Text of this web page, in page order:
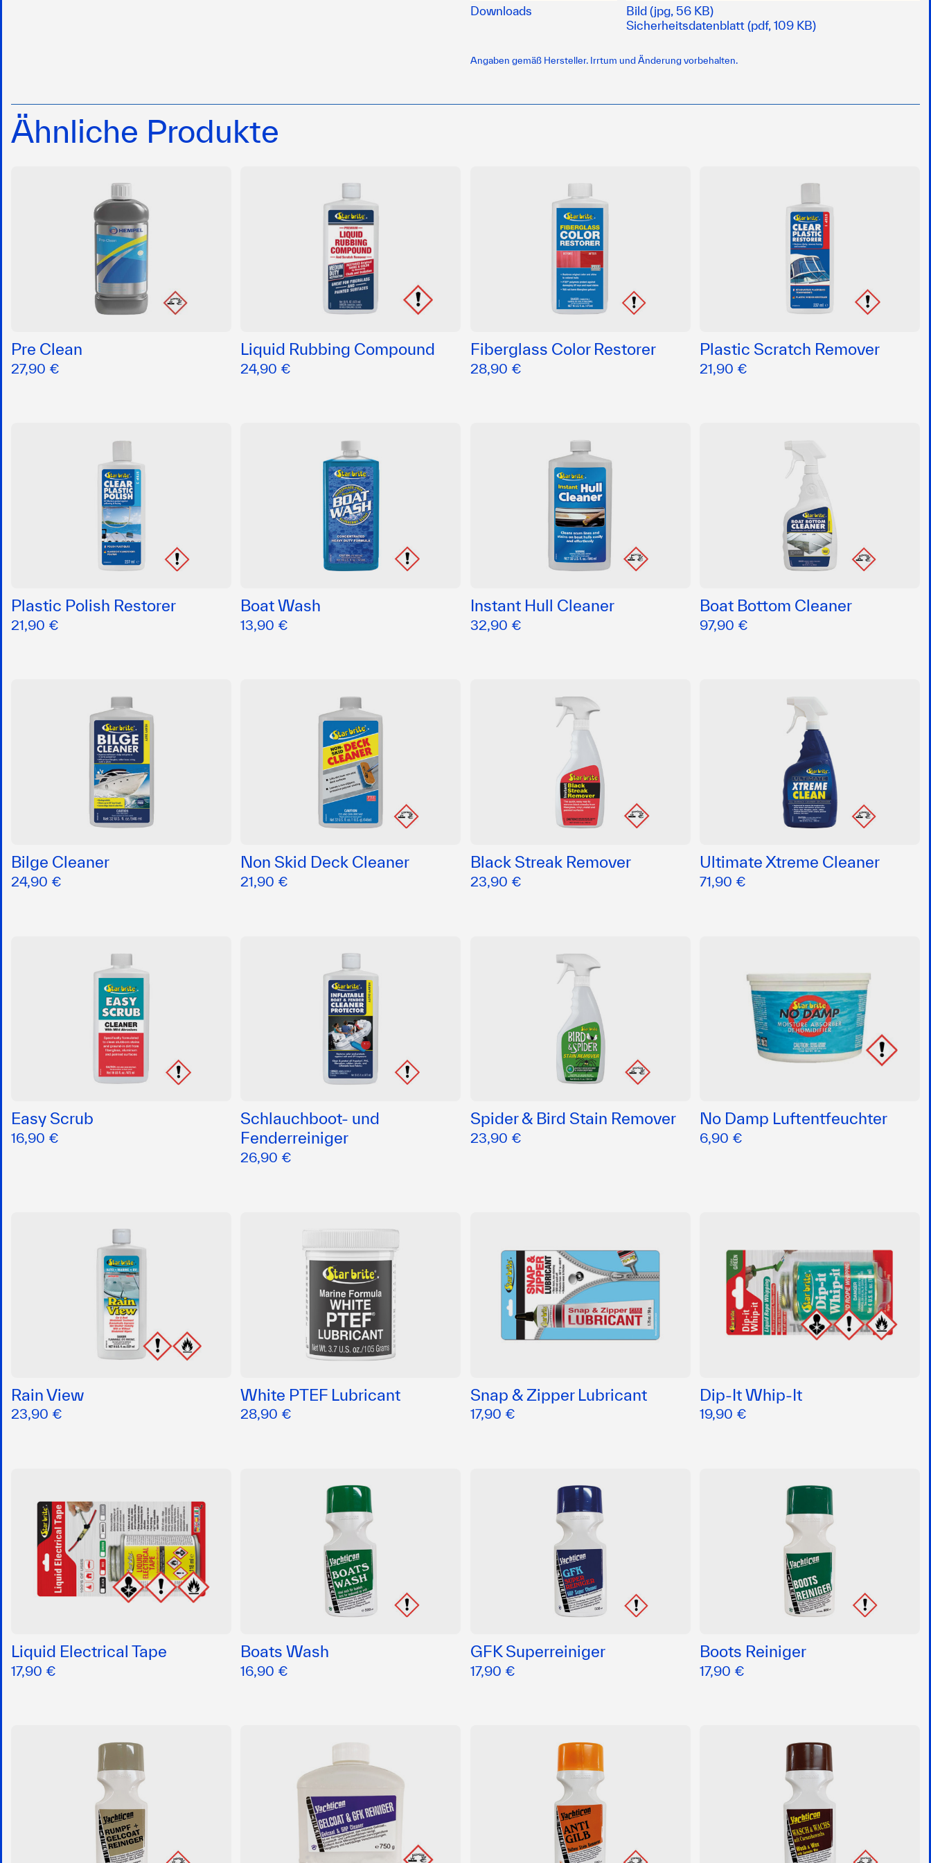
Downloads
Bild (jpg, 56 KB)
Sicherheitsdatenblatt (pdf, 109 KB)
Angaben gemäß Hersteller. Irrtum und Änderung vorbehalten.
Ähnliche Produkte
Pre Clean
27,90 €
Liquid Rubbing Compound
24,90 €
Fiberglass Color Restorer
28,90 €
Plastic Scratch Remover
21,90 €
Plastic Polish Restorer
21,90 €
Boat Wash
13,90 €
Instant Hull Cleaner
32,90 €
Boat Bottom Cleaner
97,90 €
Bilge Cleaner
24,90 €
Non Skid Deck Cleaner
21,90 €
Black Streak Remover
23,90 €
Ultimate Xtreme Cleaner
71,90 €
Easy Scrub
16,90 €
Schlauchboot- und
Fenderreiniger
26,90 €
Spider & Bird Stain Remover
23,90 €
No Damp Luftentfeuchter
6,90 €
Rain View
23,90 €
White PTEF Lubricant
28,90 €
Snap & Zipper Lubricant
17,90 €
Dip-It Whip-It
19,90 €
Liquid Electrical Tape
17,90 €
Boats Wash
16,90 €
GFK Superreiniger
17,90 €
Boots Reiniger
17,90 €